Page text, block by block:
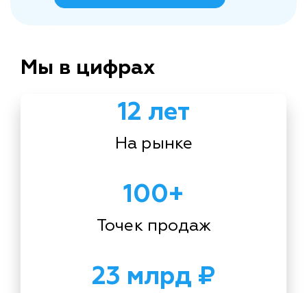
Мы в цифрах
12 лет
На рынке
100+
Точек продаж
23 млрд ₽